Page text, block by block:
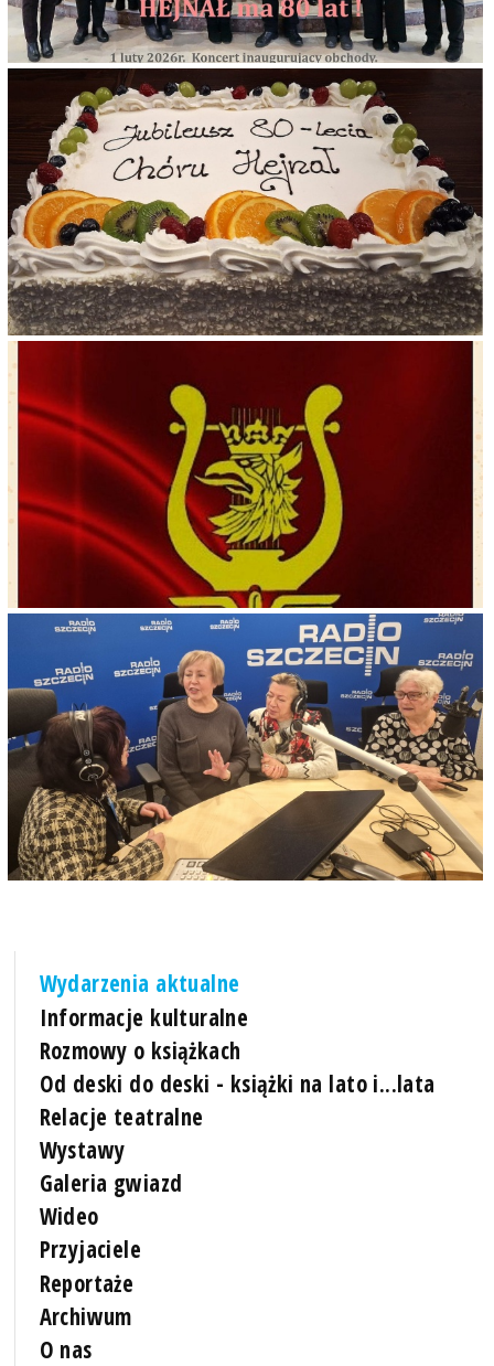
Wydarzenia aktualne
Informacje kulturalne
Rozmowy o książkach
Od deski do deski - książki na lato i...lata
Relacje teatralne
Wystawy
Galeria gwiazd
Wideo
Przyjaciele
Reportaże
Archiwum
O nas